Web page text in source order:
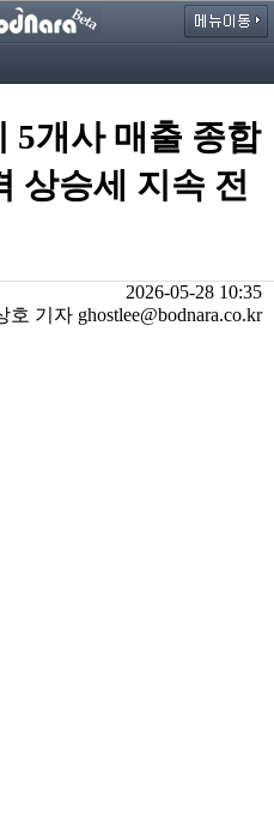
5개사 매출 종합
상승세 지속 전
2026-05-28 10:35
호 기자 ghostlee@bodnara.co.kr